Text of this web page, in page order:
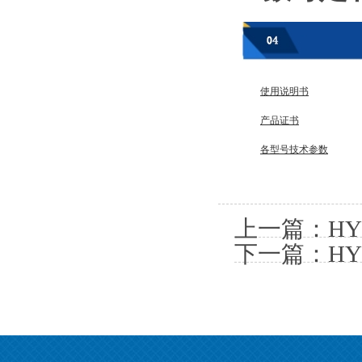
使用说明书
产品证书
各型号技术参数
上一篇：
下一篇：